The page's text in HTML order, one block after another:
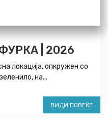
| 2026
локација, опкружен со
на...
ВИДИ ПОВЕЌЕ